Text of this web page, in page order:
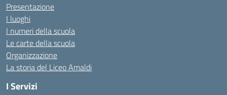
Presentazione
I luoghi
I numeri della scuola
Le carte della scuola
Organizzazione
La storia del Liceo Amaldi
I Servizi